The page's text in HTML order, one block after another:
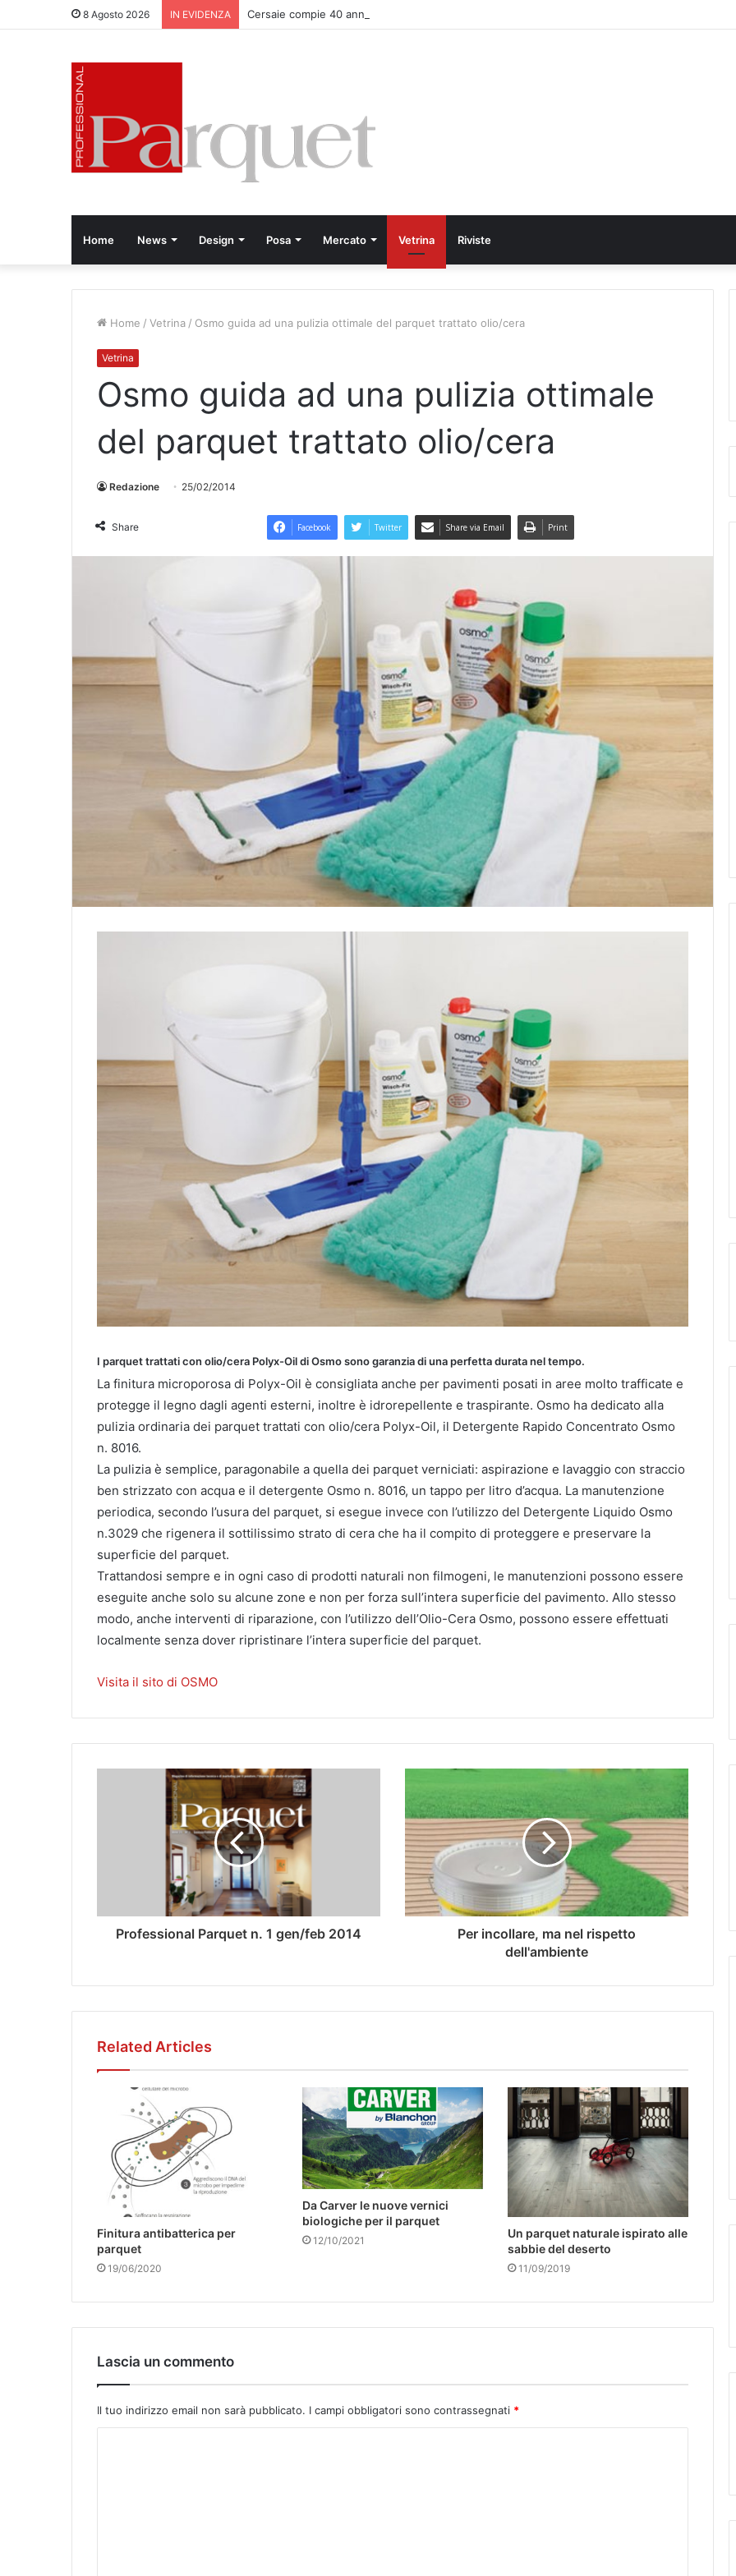
8 Agosto 2026 IN EVIDENZA Cersaie compie 40 anni
Home News Design Posa Mercato Vetrina Riviste
Home / Vetrina / Osmo guida ad una pulizia ottimale del parquet trattato olio/cera
Vetrina
Osmo guida ad una pulizia ottimale
del parquet trattato olio/cera
Redazione 25/02/2014
Share Facebook Twitter Share via Email Print
I parquet trattati con olio/cera Polyx-Oil di Osmo sono garanzia di una perfetta durata nel tempo.
La finitura microporosa di Polyx-Oil è consigliata anche per pavimenti posati in aree molto trafficate e
protegge il legno dagli agenti esterni, inoltre è idrorepellente e traspirante. Osmo ha dedicato alla
pulizia ordinaria dei parquet trattati con olio/cera Polyx-Oil, il Detergente Rapido Concentrato Osmo
n. 8016.
La pulizia è semplice, paragonabile a quella dei parquet verniciati: aspirazione e lavaggio con straccio
ben strizzato con acqua e il detergente Osmo n. 8016, un tappo per litro d’acqua. La manutenzione
periodica, secondo l’usura del parquet, si esegue invece con l’utilizzo del Detergente Liquido Osmo
n.3029 che rigenera il sottilissimo strato di cera che ha il compito di proteggere e preservare la
superficie del parquet.
Trattandosi sempre e in ogni caso di prodotti naturali non filmogeni, le manutenzioni possono essere
eseguite anche solo su alcune zone e non per forza sull’intera superficie del pavimento. Allo stesso
modo, anche interventi di riparazione, con l’utilizzo dell’Olio-Cera Osmo, possono essere effettuati
localmente senza dover ripristinare l’intera superficie del parquet.
Visita il sito di OSMO
Professional Parquet n. 1 gen/feb 2014
Per incollare, ma nel rispetto
dell'ambiente
Related Articles
Finitura antibatterica per
parquet
19/06/2020
Da Carver le nuove vernici
biologiche per il parquet
12/10/2021
Un parquet naturale ispirato alle
sabbie del deserto
11/09/2019
Lascia un commento
Il tuo indirizzo email non sarà pubblicato. I campi obbligatori sono contrassegnati *